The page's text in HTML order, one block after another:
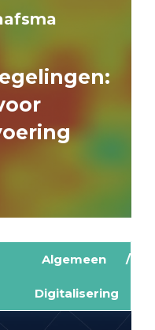
Algemeen
Digitalisering